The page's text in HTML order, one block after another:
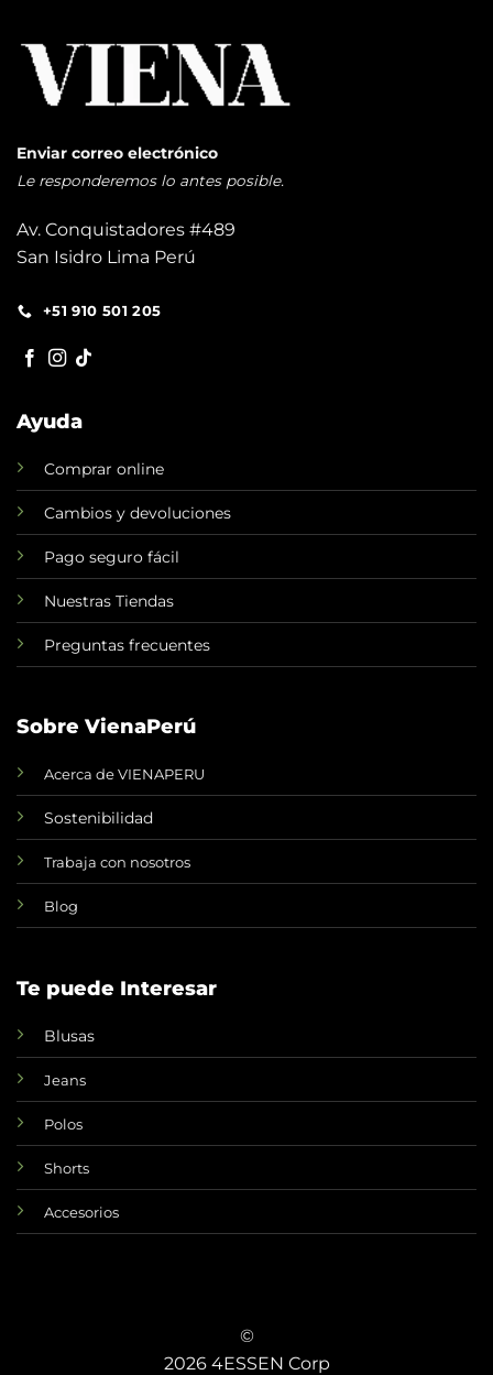
Enviar correo electrónico
Le responderemos lo antes posible.
Av. Conquistadores #489
San Isidro Lima Perú
+51 910 501 205
Ayuda
Comprar online
Cambios y devoluciones
Pago seguro fácil
Nuestras Tiendas
Preguntas frecuentes
Sobre VienaPerú
Acerca de VIENAPERU
Sostenibilidad
Trabaja con nosotros
Blog
Te puede Interesar
Blusas
Jeans
Polos
Shorts
Accesorios
©
2026 4ESSEN Corp